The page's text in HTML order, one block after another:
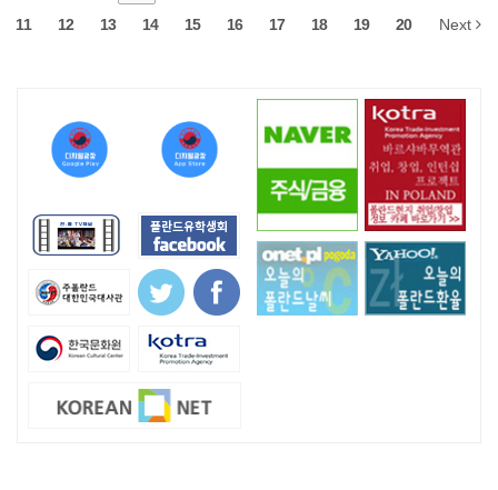
11 12 13 14 15 16 17 18 19 20 Next